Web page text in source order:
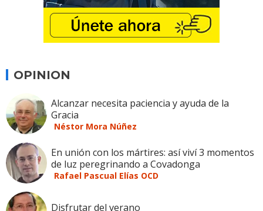
OPINION
Alcanzar necesita paciencia y ayuda de la
Gracia
Néstor Mora Núñez
En unión con los mártires: así viví 3 momentos
de luz peregrinando a Covadonga
Rafael Pascual Elías OCD
Disfrutar del verano